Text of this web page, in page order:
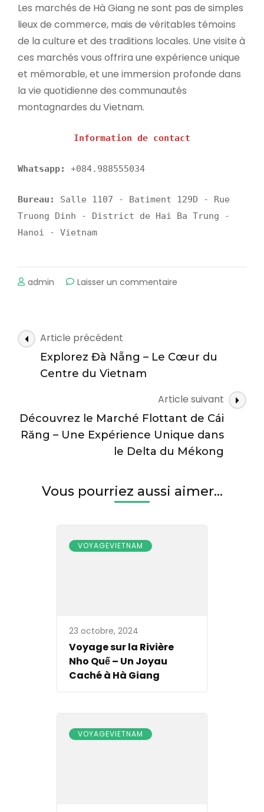
Les marchés de Hà Giang ne sont pas de simples
lieux de commerce, mais de véritables témoins
de la culture et des traditions locales. Une visite à
ces marchés vous offrira une expérience unique
et mémorable, et une immersion profonde dans
la vie quotidienne des communautés
montagnardes du Vietnam.
Information de contact
Whatsapp: +084.988555034
Bureau:
Salle 1107 - Batiment 129D - Rue
Truong Dinh - District de Hai Ba Trung -
Hanoi - Vietnam
admin Laisser un commentaire
À
des
Marchés
de
Hà
Giang
Navigation
des
articles
Article précédent
Explorez Đà Nẵng – Le Cœur du
Centre du Vietnam
Article suivant
Découvrez le Marché Flottant de Cái
Răng – Une Expérience Unique dans
le Delta du Mékong
Vous pourriez aussi aimer...
VOYAGEVIETNAM
23 octobre, 2024
Voyage sur la Rivière
Nho Quế – Un Joyau
Caché à Hà Giang
VOYAGEVIETNAM